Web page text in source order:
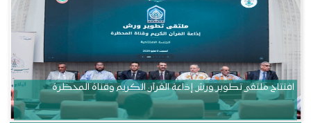
افتتاح ملتقى تطوير ورش إذاعة القرآن الكريم وقناة المحظرة